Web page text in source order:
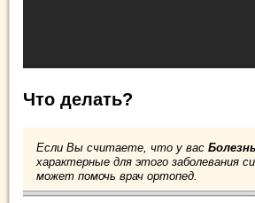
Что делать?
Если Вы считаете, что у вас
характерные для этого заболевания
может помочь врач ортопед.